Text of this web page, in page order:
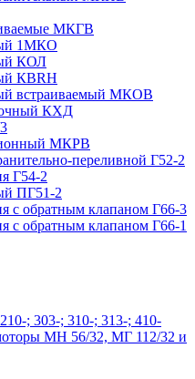
МКГВ
1МКО
КОЛ
КВRН
встраиваемый МКОВ
КХД
МКРВ
переливной Г52-2
Г54-2
ПГ51-2
с обратным клапаном Г66-3
с обратным клапаном Г66-1
; 303-; 310-; 313-; 410-
МН 56/32, МГ 112/32 и